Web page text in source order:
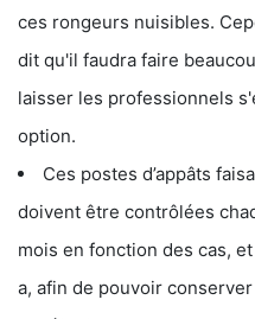
ces rongeurs nuisibles.
dit qu'il faudra faire
laisser les professionnels
option.
Ces postes d’appâts
doivent être contrôlées
mois en fonction des cas,
a, afin de pouvoir